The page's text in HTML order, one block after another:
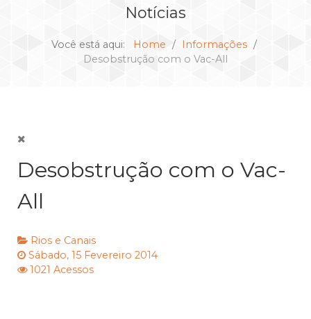
Notícias
Você está aqui: Home
Informações
Desobstrução com o Vac-All
Desobstrução com o Vac-
All
Rios e Canais
Sábado, 15 Fevereiro 2014
1021 Acessos